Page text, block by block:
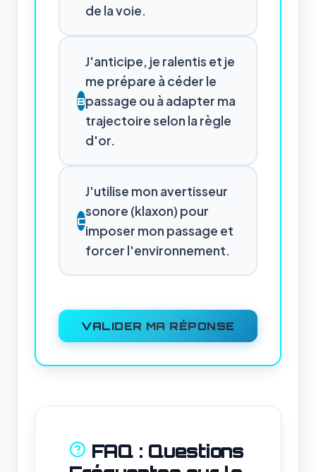
de la voie.
B
J'anticipe, je ralentis et je
me prépare à céder le
passage ou à adapter ma
trajectoire selon la règle
d'or.
C
J'utilise mon avertisseur
sonore (klaxon) pour
imposer mon passage et
forcer l'environnement.
VALIDER MA RÉPONSE
FAQ : Questions